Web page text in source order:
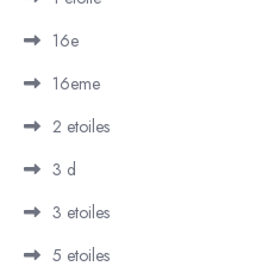
16e
16eme
2 etoiles
3 d
3 etoiles
5 etoiles